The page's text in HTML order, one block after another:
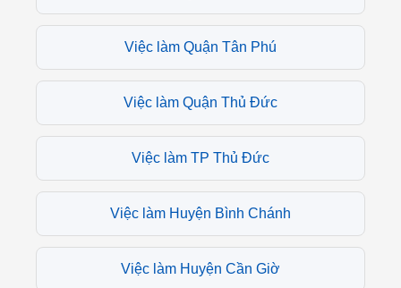
Việc làm Quận Tân Phú
Việc làm Quận Thủ Đức
Việc làm TP Thủ Đức
Việc làm Huyện Bình Chánh
Việc làm Huyện Cần Giờ